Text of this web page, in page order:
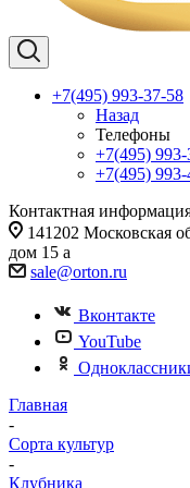
+7(495) 993-37-58
Назад
Телефоны
+7(495)
+7(495)
Контактная
141202 Московская
дом 15 а
sale@orton.ru
Вконтакте
YouTube
Главная
-
Сорта культур
-
Клубника